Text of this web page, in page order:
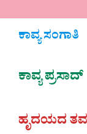
ಕಾವ್ಯ ಸಂಗಾತಿ
ಕಾವ್ಯ ಪ್ರಸಾದ್
ಹೃದಯದ